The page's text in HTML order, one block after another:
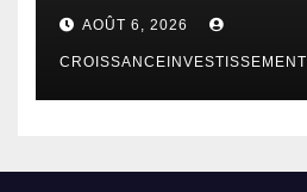
AOÛT 6, 2026
CROISSANCEINVESTISSEMENT